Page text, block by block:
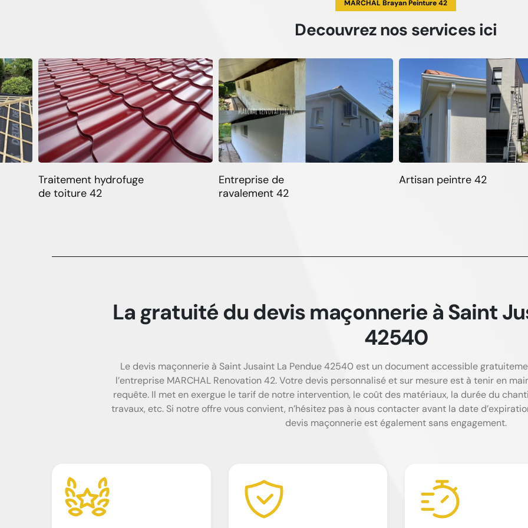
MARCHAL Brayan Peinture 42
Decouvreznos servicesici
Traitement hydrofuge
de toiture 42
Entreprise de
ravalement 42
Artisan peintre 42
La gratuité du devis maçonnerie à Saint
42540
Le devis maçonnerie à Saint Jusaint La Pendue 42540 est un document accessible
l’entreprise MARCHAL Renovation 42. Votre devis personnalisé et sur mesure est à tenir en
requête. Il met en exergue le tarif de notre intervention, le coût des matériaux, la durée du
travaux, etc. Si notre offre vous convient, n’hésitez pas à nous contacter avant la date
devis maçonnerie est également sans engagement.